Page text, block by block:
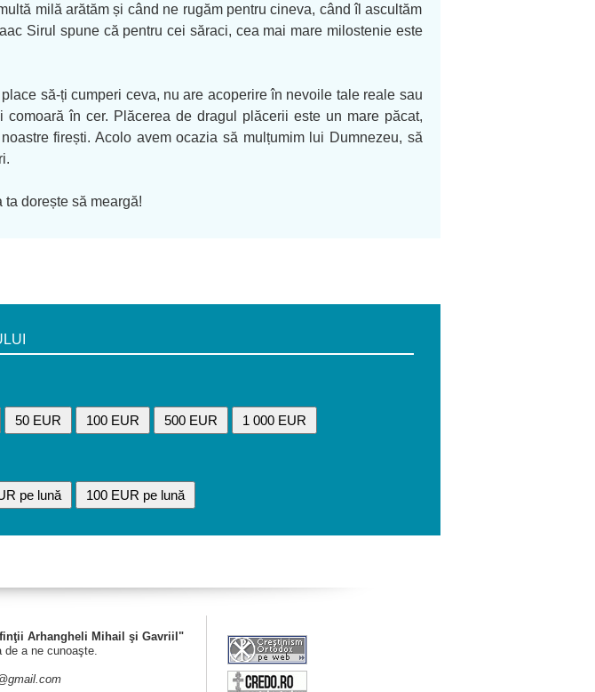
milă arătăm și când ne rugăm pentru cineva, când îl ascultăm
Sirul spune că pentru cei săraci, cea mai mare milostenie este
să-ți cumperi ceva, nu are acoperire în nevoile tale reale sau
în cer. Plăcerea de dragul plăcerii este un mare păcat,
firești. Acolo avem ocazia să mulțumim lui Dumnezeu, să
dorește să meargă!
50 EUR 100 EUR 500 EUR 1 000 EUR
pe lună 100 EUR pe lună
Arhangheli Mihail şi Gavriil"
de a ne cunoaşte.